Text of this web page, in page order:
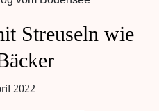
Streuseln wie
2022